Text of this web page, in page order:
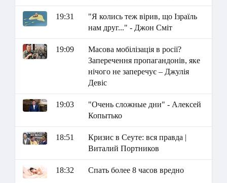
19:31
"Я колись теж вірив, що Ізраїль
нам друг..." - Джон Сміт
19:09
Масова мобілізація в росії?
Заперечення пропагандонів, яке
нічого не заперечує – Джулія
Девіс
19:03
"Очень сложные дни" - Алексей
Копытько
18:51
Кризис в Сеуте: вся правда |
Виталий Портников
18:32 Спать более 8 часов вредно